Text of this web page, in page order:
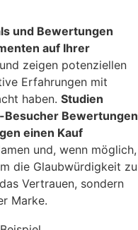
und Bewertungen
auf Ihrer
zeigen potenziellen
Erfahrungen mit
haben. Studien
Besucher Bewertungen
einen Kauf
und, wenn möglich,
die Glaubwürdigkeit zu
Vertrauen, sondern
Marke.